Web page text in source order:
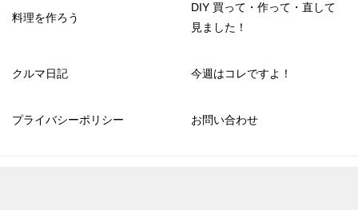
料理を作ろう
DIY 買って・作って・直して
見ました！
クルマ日記 今週はコレですよ！
プライバシーポリシー お問い合わせ